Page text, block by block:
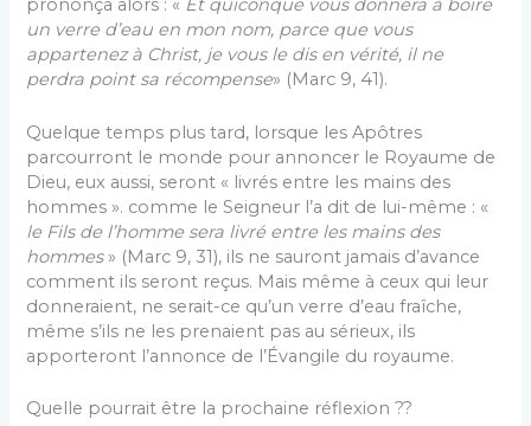
prononça alors : « Et quiconque vous donnera à boire
un verre d’eau en mon nom, parce que vous
appartenez à Christ, je vous le dis en vérité, il ne
perdra point sa récompense» (Marc 9, 41).
Quelque temps plus tard, lorsque les Apôtres
parcourront le monde pour annoncer le Royaume de
Dieu, eux aussi, seront « livrés entre les mains des
hommes ». comme le Seigneur l’a dit de lui-même : «
le Fils de l’homme sera livré entre les mains des
hommes» (Marc 9, 31), ils ne sauront jamais d’avance
comment ils seront reçus. Mais même à ceux qui leur
donneraient, ne serait-ce qu’un verre d’eau fraîche,
même s’ils ne les prenaient pas au sérieux, ils
apporteront l’annonce de l’Évangile du royaume.
Quelle pourrait être la prochaine réflexion ??